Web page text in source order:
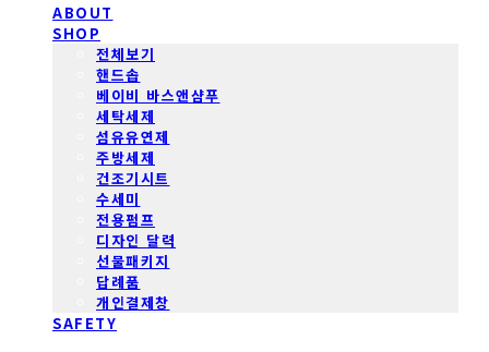
ABOUT
SHOP
전체보기
핸드솝
베이비 바스앤샴푸
세탁세제
섬유유연제
주방세제
건조기시트
수세미
전용펌프
디자인 달력
선물패키지
답례품
개인결제창
SAFETY